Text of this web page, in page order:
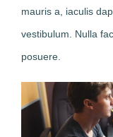
mauris a, iaculis
vestibulum. Nulla
posuere.